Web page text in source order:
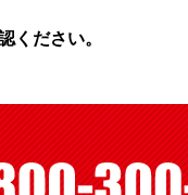
ください。